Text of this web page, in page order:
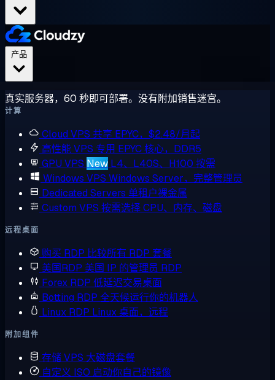
真实服务器，60 秒即可部署。没有附加销售迷宫。
计算
Cloud VPS 共享 EPYC，$2.48/月起
高性能 VPS 专用 EPYC 核心，DDR5
GPU VPS New L4、L40S、H100 按需
Windows VPS Windows Server，完整管理员
Dedicated Servers 单租户裸金属
Custom VPS 按需选择 CPU、内存、磁盘
远程桌面
购买 RDP 比较所有 RDP 套餐
美国RDP 美国 IP 的管理员 RDP
Forex RDP 低延迟交易桌面
Botting RDP 全天候运行你的机器人
Linux RDP Linux 桌面，远程
附加组件
存储 VPS 大磁盘套餐
自定义 ISO 启动你自己的镜像